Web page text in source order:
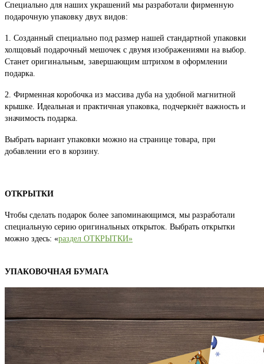
Специально для наших украшений мы разработали фирменную
подарочную упаковку двух видов:
1. Созданный специально под размер нашей стандартной упаковки
холщовый подарочный мешочек с двумя изображениями на выбор.
Станет оригинальным, завершающим штрихом в оформлении
подарка.
2. Фирменная коробочка из массива дуба на удобной магнитной
крышке. Идеальная и практичная упаковка, подчеркнёт важность и
значимость подарка.
Выбрать вариант упаковки можно на странице товара, при
добавлении его в корзину.
ОТКРЫТКИ
Чтобы сделать подарок более запоминающимся, мы разработали
специальную серию оригинальных открыток. Выбрать открытки
можно здесь: «раздел ОТКРЫТКИ»
УПАКОВОЧНАЯ БУМАГА